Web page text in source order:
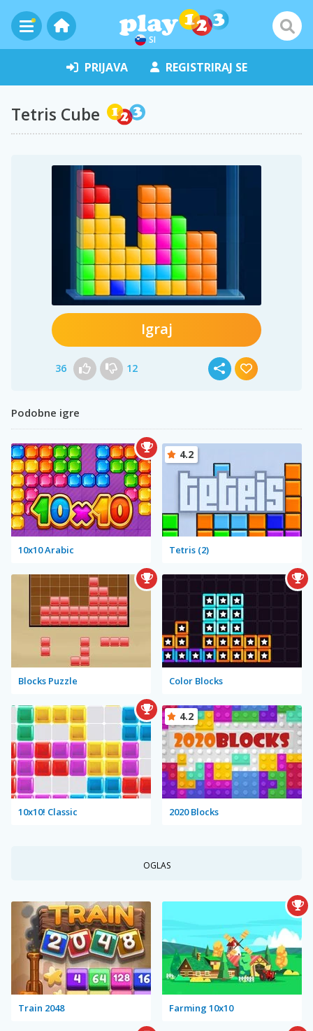
SI
PRIJAVA REGISTRIRAJ SE
Tetris Cube
Igraj
36 12
Podobne igre
10x10 Arabic Tetris (2)
4.2
Blocks Puzzle Color Blocks
10x10! Classic 2020 Blocks
4.2
OGLAS
Train 2048 Farming 10x10